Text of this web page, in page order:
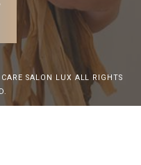
SALON LUX ALL RIGHTS